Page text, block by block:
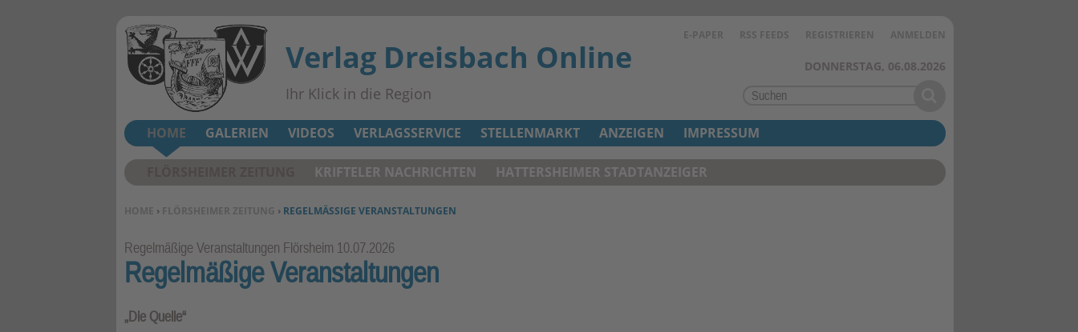
E-PAPER RSS FEEDS REGISTRIEREN ANMELDEN
Verlag Dreisbach Online
Ihr Klick in die Region
DONNERSTAG, 06.08.2026
SIE BEFINDEN SICH HIER:
HOME › FLÖRSHEIMER ZEITUNG › REGELMÄSSIGE VERANSTALTUNGEN
Rubrik:
Regelmäßige Veranstaltungen Flörsheim 10.07.2026
Regelmäßige Veranstaltungen
„Die Quelle“
HOME
KRIFTELER NACHRICHTEN HATTERSHEIMER STADTANZEIGER
GALERIEN VIDEOS VERLAGSSERVICE STELLENMARKT ANZEIGEN IMPRESSUM